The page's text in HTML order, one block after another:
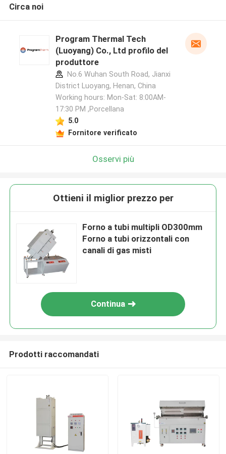
Circa noi
Program Thermal Tech
(Luoyang) Co., Ltd profilo del
produttore
No.6 Wuhan South Road, Jianxi
District Luoyang, Henan, China
Working hours: Mon-Sat: 8:00AM-
17:30 PM ,Porcellana
5.0
Fornitore verificato
Osservi più
Ottieni il miglior prezzo per
Forno a tubi multipli OD300mm
Forno a tubi orizzontali con
canali di gas misti
Continua
Prodotti raccomandati